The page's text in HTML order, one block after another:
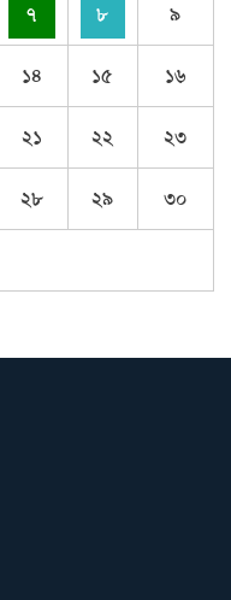
৭ ৮ ৯
১৪ ১৫ ১৬
২১ ২২ ২৩
২৮ ২৯ ৩০